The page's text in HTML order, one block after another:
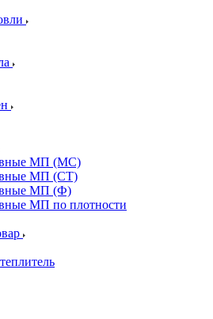
МП (МС)
МП (СТ)
МП (Ф)
МП по плотности